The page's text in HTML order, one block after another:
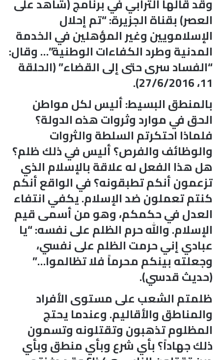
العصر) بقناة الجزيرة: “تم إحلال
الإسلامويين وغير المؤهلين في الخدمة
المدنية وطرد الكفاءات الوطنية”… وقال:
“الفساد سرى حتى إلى القضاء” (الحلقة
11، 27/6/2016).
بالمنطق البسيط: أليس لكل مواطن
الحق في موارد وثروات هذه الدولة؟
فلماذا احتكرتم السلطة والثروات
والوظائف والفرص؟ أليس في ذلك ظلم؟
هل هذا الفعل له علاقة بالإسلام الذي
تزعمون أنكم تطبقونه؟ في الواقع أنكم
كنتم تعملون ضد الإسلام. يكفي انتفاء
العدل في حكمكم، وهو من أسمى قيم
الإسلام. والله حرم الظلم على نفسه: “يا
عبادي إني حرمت الظلم على نفسي،
وجعلته بينكم محرماً فلا تظالموا…”
(حديث قدسي).
ظلمتم الشعب على مستوى الأفراد
والمناطق والأقاليم. وعندما يحتج
المظلوم تذهبون وتقتلونه وتسمون
ذلك جهاداً؟ بأي شرع وبأي منطق وبأي